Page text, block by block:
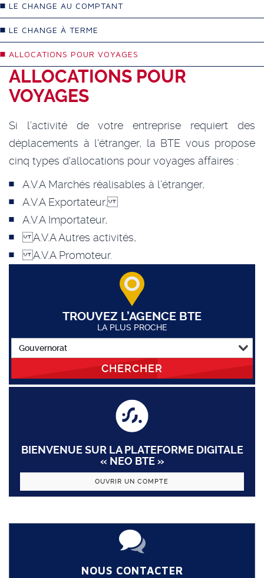
LE CHANGE AU COMPTANT
LE CHANGE À TERME
ALLOCATIONS POUR VOYAGES
ALLOCATIONS POUR
VOYAGES
Si l’activité de votre entreprise requiert des
déplacements à l'étranger, la BTE vous propose
cinq types d'allocations pour voyages affaires :
A.V.A Marchés réalisables à l’étranger,
A.V.A Exportateur,
A.V.A Importateur,
A.V.A Autres activités,
A.V.A Promoteur.
TROUVEZ L’AGENCE BTE
LA PLUS PROCHE
CHERCHER
BIENVENUE SUR LA PLATEFORME DIGITALE
« NEO BTE »
OUVRIR UN COMPTE
NOUS CONTACTER